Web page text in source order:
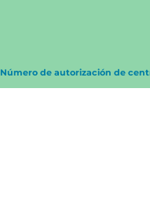
Número de autorización de